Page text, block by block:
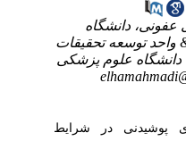
دانشگاه
توسعه تحقیقات
دانشگاه علوم پزشکی
پوشیدنی در شرایط